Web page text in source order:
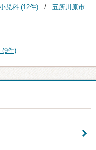
児科 (12件)
五所川原市
(9件)